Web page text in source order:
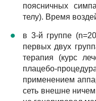
поясничных
телу). Время
в 3-й группе
первых двух
терапия (курс
плацебо-
применением
сеть внешне